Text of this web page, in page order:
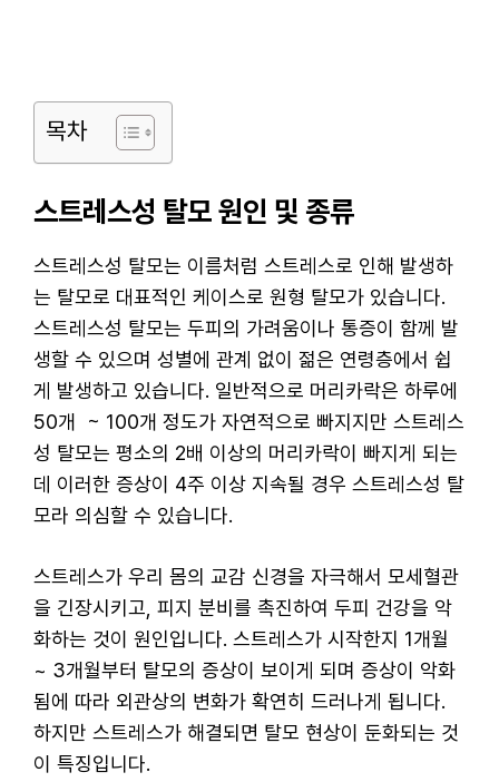
목차
스트레스성 탈모 원인 및 종류
스트레스성 탈모는 이름처럼 스트레스로 인해 발생하
는 탈모로 대표적인 케이스로 원형 탈모가 있습니다.
스트레스성 탈모는 두피의 가려움이나 통증이 함께 발
생할 수 있으며 성별에 관계 없이 젊은 연령층에서 쉽
게 발생하고 있습니다. 일반적으로 머리카락은 하루에
50개 ~ 100개 정도가 자연적으로 빠지지만 스트레스
성 탈모는 평소의 2배 이상의 머리카락이 빠지게 되는
데 이러한 증상이 4주 이상 지속될 경우 스트레스성 탈
모라 의심할 수 있습니다.
스트레스가 우리 몸의 교감 신경을 자극해서 모세혈관
을 긴장시키고, 피지 분비를 촉진하여 두피 건강을 악
화하는 것이 원인입니다. 스트레스가 시작한지 1개월
~ 3개월부터 탈모의 증상이 보이게 되며 증상이 악화
됨에 따라 외관상의 변화가 확연히 드러나게 됩니다.
하지만 스트레스가 해결되면 탈모 현상이 둔화되는 것
이 특징입니다.